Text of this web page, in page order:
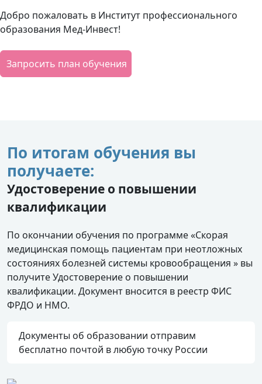
Добро пожаловать в Институт профессионального
образования Мед-Инвест!
Запросить план обучения
По итогам обучения вы
получаете:
Удостоверение о повышении
квалификации
По окончании обучения по программе «Скорая
медицинская помощь пациентам при неотложных
состояниях болезней системы кровообращения » вы
получите Удостоверение о повышении
квалификации. Документ вносится в реестр ФИС
ФРДО и НМО.
Документы об образовании отправим
бесплатно почтой в любую точку России